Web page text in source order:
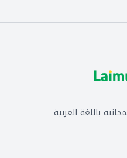
باللغة العربية